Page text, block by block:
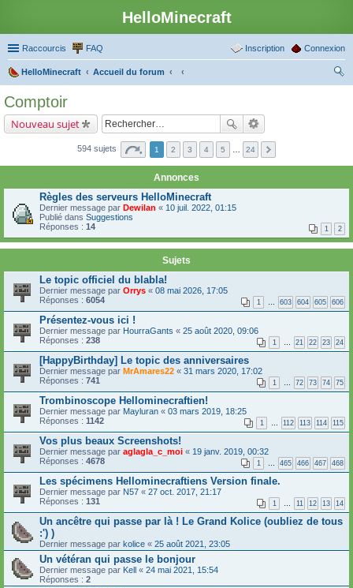
HelloMinecraft
Raccourcis FAQ Connexion
Inscription
HelloMinecraft
Accueil du forum
Comptoir
Nouveau sujet
594 sujets 1 2 3 4 5 24
Annonces
Règles des serveurs HelloMinecraft
Dernier message par Dewilan « 10 juil. 2022, 01:15
Publié dans Suggestions
Réponses : 14 1 2
Sujets
Le topic officiel du blabla!
Dernier message par Orrys « 08 mai 2026, 17:05
Réponses : 6054 1 … 603 604 605 606
Présentez-vous ici !
Dernier message par HourraGants « 25 août 2020, 09:06
Réponses : 238 1 … 21 22 23 24
[HappyBirthday] Le topic des anniversaires
Dernier message par MrAmares22 « 31 mars 2020, 17:02
Réponses : 741 1 … 72 73 74 75
Trombinoscope Hellominecraftien!
Dernier message par Mayluran « 03 mars 2019, 18:25
Réponses : 1142 1 … 112 113 114 115
Vos plus beaux Screenshots!
Dernier message par aglagla_c_moi « 19 janv. 2019, 00:32
Réponses : 4678 1 … 465 466 467 468
Les spécimens Hellominecraftiens Version finale.
Dernier message par N57 « 27 oct. 2017, 21:17
Réponses : 131 1 … 11 12 13 14
Un ancêtre qui passe par là ! Le Grand Kolice (oubliez de tous
:') )
Dernier message par kolice « 25 août 2021, 23:05
Un vétéran qui passe le bonjour
Dernier message par Kell « 24 mai 2021, 15:54
Réponses : 2